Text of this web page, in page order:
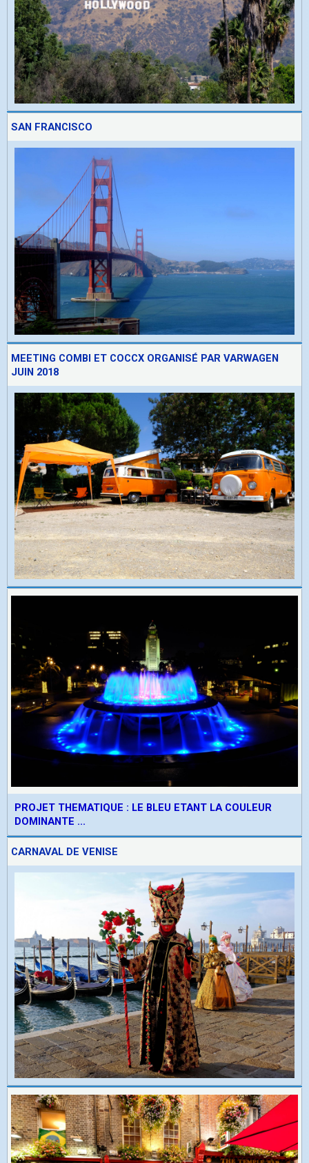
SAN FRANCISCO
MEETING COMBI ET COCCX ORGANISÉ PAR VARWAGEN
JUIN 2018
PROJET THEMATIQUE : LE BLEU ETANT LA COULEUR
DOMINANTE ...
CARNAVAL DE VENISE